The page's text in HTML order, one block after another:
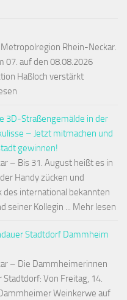
Rhein-Neckar.
07. auf den 08.08.2026
Haßloch verstärkt
3D-Straßengemälde in der
– Jetzt mitmachen und
gewinnen!
– Bis 31. August heißt es in
Handy zücken und
international bekannten
seiner Kollegin ... Mehr lesen
Stadtdorf Dammheim
– Die Dammheimerinnen
Von Freitag, 14.
Weinkerwe auf